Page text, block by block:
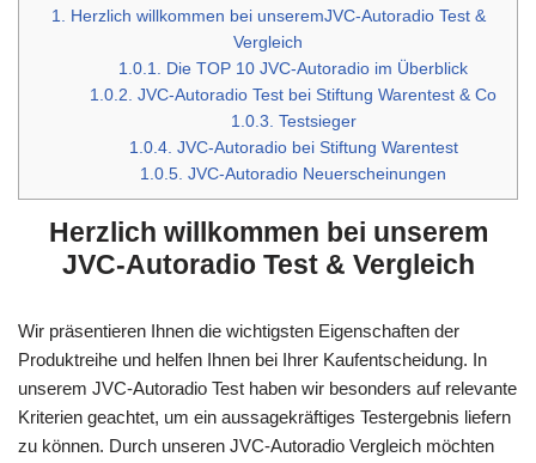
1. Herzlich willkommen bei unseremJVC-Autoradio Test &
Vergleich
1.0.1. Die TOP 10 JVC-Autoradio im Überblick
1.0.2. JVC-Autoradio Test bei Stiftung Warentest & Co
1.0.3. Testsieger
1.0.4. JVC-Autoradio bei Stiftung Warentest
1.0.5. JVC-Autoradio Neuerscheinungen
Herzlich willkommen bei unserem
JVC-Autoradio Test & Vergleich
Wir präsentieren Ihnen die wichtigsten Eigenschaften der
Produktreihe und helfen Ihnen bei Ihrer Kaufentscheidung. In
unserem JVC-Autoradio Test haben wir besonders auf relevante
Kriterien geachtet, um ein aussagekräftiges Testergebnis liefern
zu können. Durch unseren JVC-Autoradio Vergleich möchten